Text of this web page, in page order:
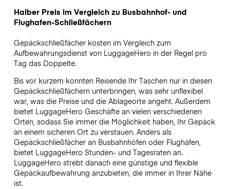
Halber Preis im Vergleich zu Busbahnhof- und
Flughafen-Schließfächern
Gepäckschließfächer kosten im Vergleich zum
Aufbewahrungsdienst von LuggageHero in der Regel pro
Tag das Doppelte.
Bis vor kurzem konnten Reisende Ihr Taschen nur in diesen
Gepäckschließfächern unterbringen, was sehr unflexibel
war, was die Preise und die Ablageorte angeht. Außerdem
bietet LuggageHero Geschäfte an vielen verschiedenen
Orten, sodass Sie immer die Möglichkeit haben, Ihr Gepäck
an einem sicheren Ort zu verstauen. Anders als
Gepäckschließfächer an Busbahnhöfen oder Flughäfen,
bietet LuggageHero Stunden- und Tagesraten an.
LuggageHero strebt danach eine günstige und flexible
Gepäckaufbewahrung anzubieten, die immer in Ihrer Nähe
ist.